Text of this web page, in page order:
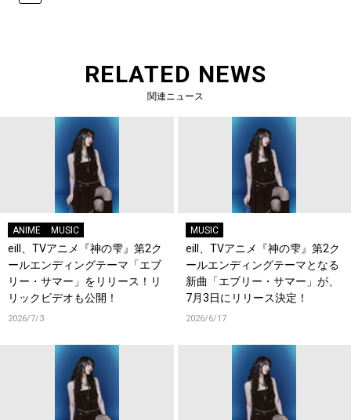
RELATED NEWS
関連ニュース
ANIME MUSIC
eill、TVアニメ『神の雫』第2ク
ールエンディングテーマ「エブ
リー・サマー」をリリース！リ
リックビデオも公開！
2026/7/3
MUSIC
eill、TVアニメ『神の雫』第2ク
ールエンディングテーマとなる
新曲「エブリー・サマー」が、
7月3日にリリース決定！
2026/6/17